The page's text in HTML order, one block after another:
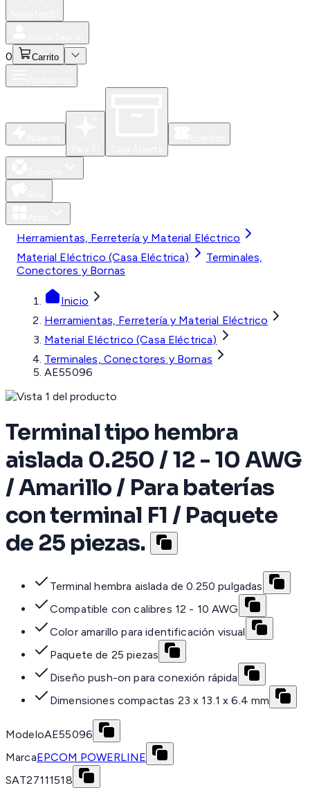
0 Carrito
Herramientas, Ferretería y Material Eléctrico
Material Eléctrico (Casa Eléctrica)
Terminales,
Conectores y Bornas
Inicio
Herramientas, Ferretería y Material Eléctrico
Material Eléctrico (Casa Eléctrica)
Terminales, Conectores y Bornas
AE55096
Terminal tipo hembra
aislada 0.250 / 12 - 10 AWG
/ Amarillo / Para baterías
con terminal F1 / Paquete
de 25 piezas.
Terminal hembra aislada de 0.250 pulgadas
Compatible con calibres 12 - 10 AWG
Color amarillo para identificación visual
Paquete de 25 piezas
Diseño push-on para conexión rápida
Dimensiones compactas 23 x 13.1 x 6.4 mm
ModeloAE55096
MarcaEPCOM POWERLINE
SAT27111518